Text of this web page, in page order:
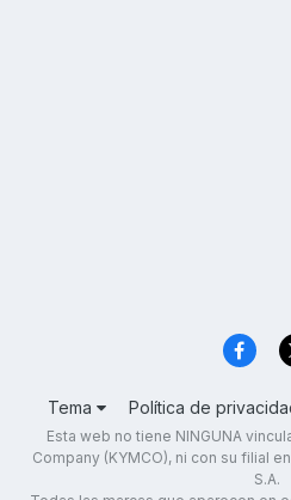
Tema Política de
Esta web no tiene NINGUNA
Company (KYMCO), ni con su filial
S.A.